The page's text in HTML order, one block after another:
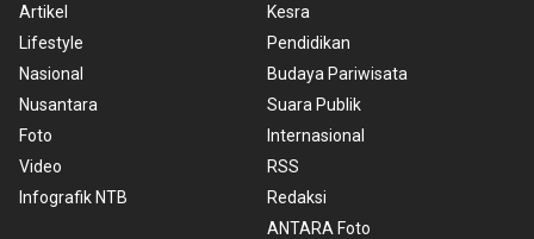
Artikel
Lifestyle
Nasional
Nusantara
Foto
Video
Infografik NTB
Kesra
Pendidikan
Budaya Pariwisata
Suara Publik
Internasional
RSS
Redaksi
ANTARA Foto